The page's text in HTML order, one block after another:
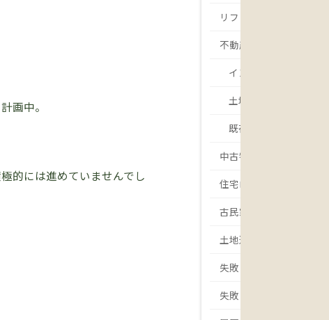
画中。
的には進めていませんでし
リフォーム
不動産
インスペクション
土地
既存住宅状況調査
中古物件・中古住宅
住宅ローン
古民家
土地選び
失敗しない土地選び
失敗しない家づくり